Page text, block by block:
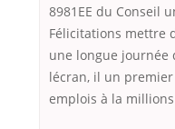
8981EE du Conseil
Félicitations mettre
une longue journée
lécran, il un premier
emplois à la